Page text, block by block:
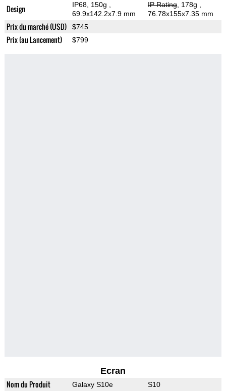
Design IP68, 150g
69.9x142.2x7.9 mm
IP Rating, 178g
76.78x155x7.35 mm
Prix du marché (USD) $745
Prix (au Lancement) $799
Ecran
Nom du Produit Galaxy S10e S10